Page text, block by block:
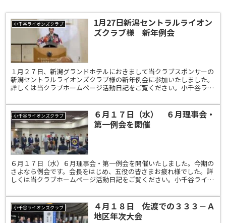
小千谷ライオンズクラブ
1月27日新潟セントラルライオン
ズクラブ様 新年例会
１月２７日、新潟グランドホテルにおきまして当クラブスポンサーの
新潟セントラルライオンズクラブ様の新年例会に参加いたしました。
詳しくは当クラブホームページ活動日記をご覧ください。小千谷ライ
小千谷ライオンズクラブ
６月１７日（水） ６月理事会・
第一例会を開催
６月１７日（水）６月理事会・第一例会を開催いたしました。今期の
さよなら例会です。会長をはじめ、五役の皆さまお疲れ様でした。詳
しくは当クラブホームページ活動日記をご覧ください。小千谷ライオ
小千谷ライオンズクラブ
４月１８日 佐渡での３３３－Ａ
地区年次大会